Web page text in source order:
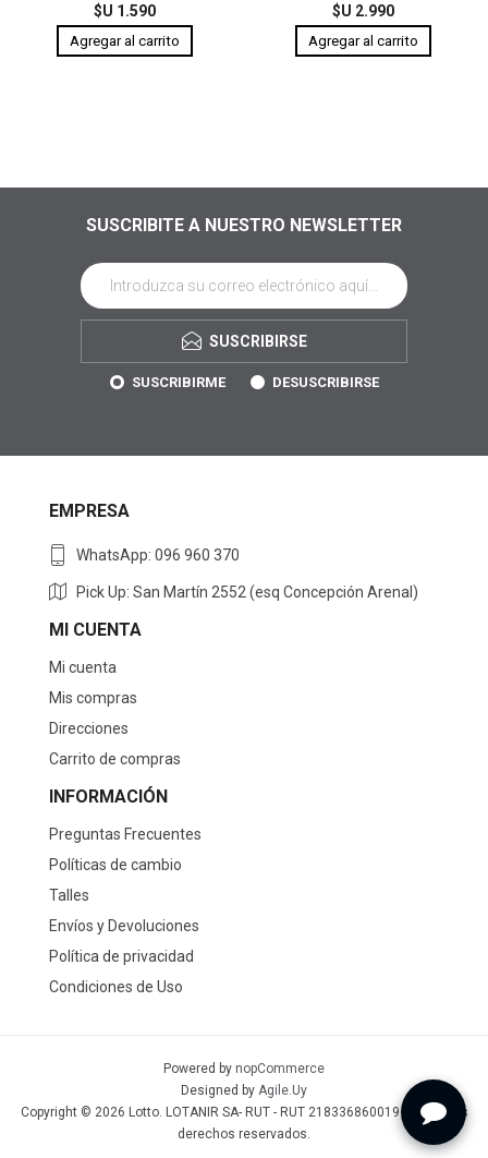
$U 1.590
$U 2.990
SUSCRIBITE A NUESTRO NEWSLETTER
SUSCRIBIRSE
SUSCRIBIRME DESUSCRIBIRSE
EMPRESA
WhatsApp: 096 960 370
Pick Up: San Martín 2552 (esq Concepción Arenal)
MI CUENTA
Mi cuenta
Mis compras
Direcciones
Carrito de compras
INFORMACIÓN
Preguntas Frecuentes
Políticas de cambio
Talles
Envíos y Devoluciones
Política de privacidad
Condiciones de Uso
Powered by nopCommerce
Designed by Agile.Uy
Copyright © 2026 Lotto. LOTANIR SA- RUT - RUT 218336860019 - Todos los
derechos reservados.